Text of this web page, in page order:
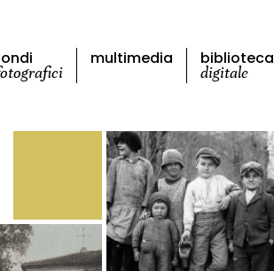
multimedia biblioteca
digitale